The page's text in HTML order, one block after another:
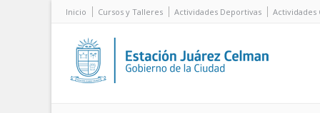
Inicio Cursos y Talleres Actividades Deportivas Actividades